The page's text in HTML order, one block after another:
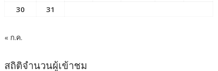
30
31
« ก.ค.
สถิติจำนวนผู้เข้าชม